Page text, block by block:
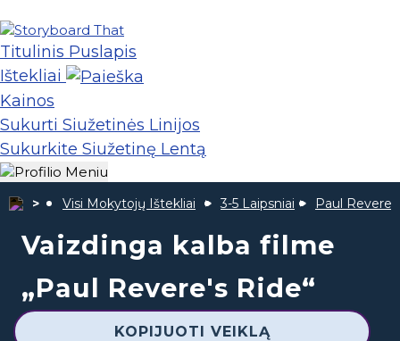
Titulinis Puslapis
Ištekliai
Kainos
Sukurti Siužetinės Linijos
Sukurkite Siužetinę Lentą
Visi Mokytojų Ištekliai 3-5 Laipsniai Paul Revere
Vaizdinga kalba filme
„Paul Revere's Ride“
KOPIJUOTI VEIKLĄ